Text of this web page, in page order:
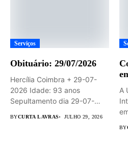
Serviços
Obituário: 29/07/2026
Hercília Coimbra + 29-07-
2026 Idade: 93 anos
Sepultamento dia 29-07-
BYCURTA LAVRAS JULHO 29, 2026
A
BY